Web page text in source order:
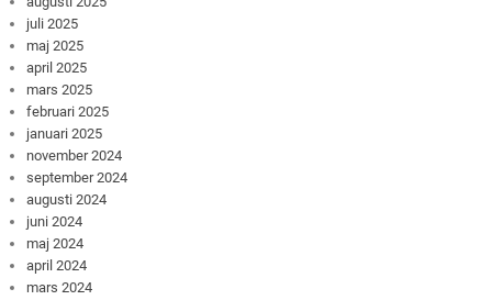
juli 2025
maj 2025
april 2025
mars 2025
februari 2025
januari 2025
november 2024
september 2024
augusti 2024
juni 2024
maj 2024
april 2024
mars 2024